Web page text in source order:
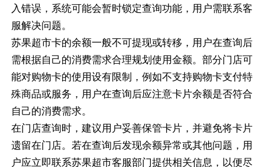
入错误，系统可能会暂时锁定查询功能，用户需联系客
服解决问题。
苏果超市卡的余额一般不可提现或转移，用户在查询后
需根据自己的消费需求合理规划使用金额。部分门店可
能对购物卡的使用设有限制，例如不支持购物卡支付特
殊商品或服务，用户在查询后应注意卡片余额是否符合
自己的消费需求。
在门店查询时，建议用户妥善保管卡片，并避免将卡片
遗留在门店。若在查询后发现余额异常或其他问题，用
户应立即联系苏果超市客服部门提供相关信息，以便尽